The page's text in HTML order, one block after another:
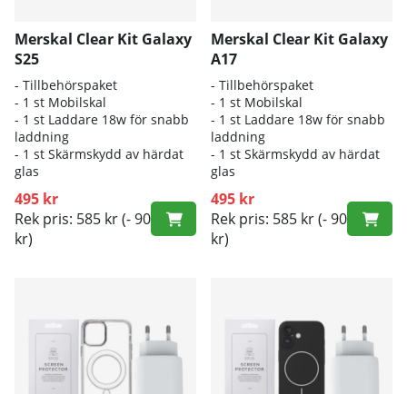
Merskal Clear Kit Galaxy
S25
- Tillbehörspaket
- 1 st Mobilskal
- 1 st Laddare 18w för snabb
laddning
- 1 st Skärmskydd av härdat
glas
495 kr
Rek pris: 585 kr(- 90
kr)
Merskal Clear Kit Galaxy
A17
- Tillbehörspaket
- 1 st Mobilskal
- 1 st Laddare 18w för snabb
laddning
- 1 st Skärmskydd av härdat
glas
495 kr
Rek pris: 585 kr(- 90
kr)